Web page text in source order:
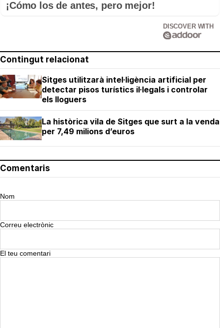
¡Cómo los de antes, pero mejor!
DISCOVER WITH
Contingut relacionat
Sitges utilitzarà intel·ligència artificial per
detectar pisos turístics il·legals i controlar
els lloguers
La històrica vila de Sitges que surt a la venda
per 7,49 milions d’euros
Comentaris
Nom
Correu electrònic
El teu comentari